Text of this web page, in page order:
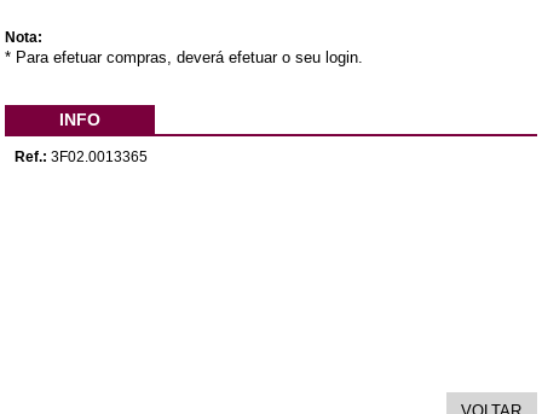
Nota:
* Para efetuar compras, deverá efetuar o seu login.
INFO
Ref.: 3F02.0013365